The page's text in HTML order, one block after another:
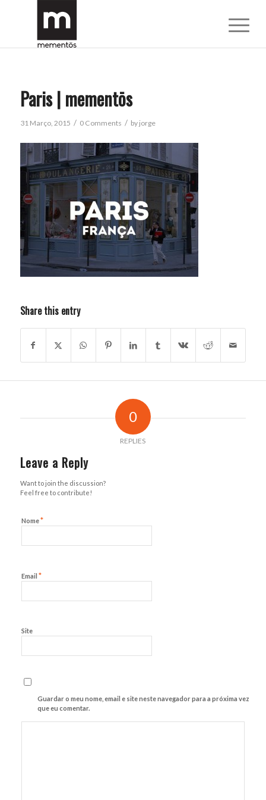
Paris | mementōs
31 Março, 2015 / 0 Comments / by jorge
Share this entry
0
REPLIES
Leave a Reply
Want to join the discussion?
Feel free to contribute!
Nome*
Email *
Site
Guardar o meu nome, email e site neste navegador para a próxima vez
que eu comentar.